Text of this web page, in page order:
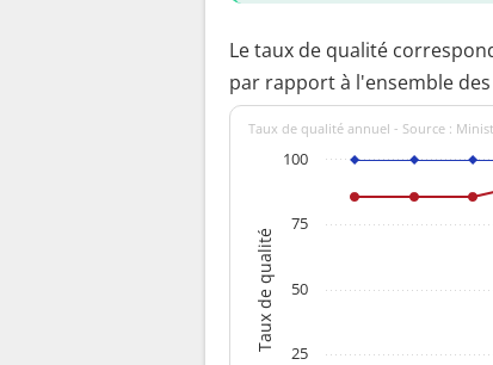
Le taux de qualité
par rapport à l'ensemble
Taux de qualité
Taux de qualité annuel - Source :
25
50
75
100